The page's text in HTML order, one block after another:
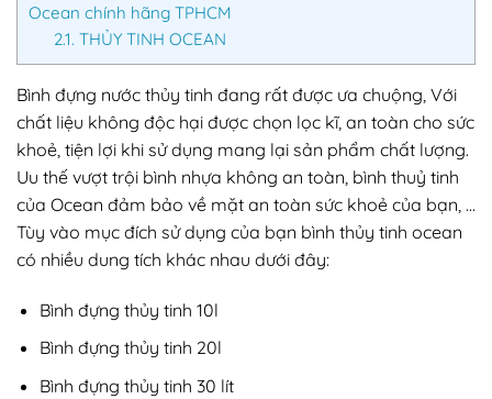
Ocean chính hãng TPHCM
2.1. THỦY TINH OCEAN
Bình đựng nước thủy tinh đang rất được ưa chuộng, Với
chất liệu không độc hại được chọn lọc kĩ, an toàn cho sức
khoẻ, tiện lợi khi sử dụng mang lại sản phẩm chất lượng.
Uu thế vượt trội bình nhựa không an toàn, bình thuỷ tinh
của Ocean đảm bảo về mặt an toàn sức khoẻ của bạn, …
Tùy vào mục đích sử dụng của bạn bình thủy tinh ocean
có nhiều dung tích khác nhau dưới đây:
Bình đựng thủy tinh 10l
Bình đựng thủy tinh 20l
Bình đựng thủy tinh 30 lít